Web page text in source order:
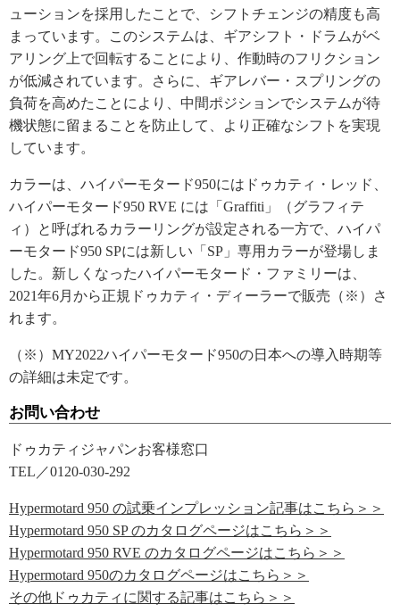
ューションを採用したことで、シフトチェンジの精度も高
まっています。このシステムは、ギアシフト・ドラムがベ
アリング上で回転することにより、作動時のフリクション
が低減されています。さらに、ギアレバー・スプリングの
負荷を高めたことにより、中間ポジションでシステムが待
機状態に留まることを防止して、より正確なシフトを実現
しています。
カラーは、ハイパーモタード950にはドゥカティ・レッド、
ハイパーモタード950 RVE には「Graffiti」（グラフィテ
ィ）と呼ばれるカラーリングが設定される一方で、ハイパ
ーモタード950 SPには新しい「SP」専用カラーが登場しま
した。新しくなったハイパーモタード・ファミリーは、
2021年6月から正規ドゥカティ・ディーラーで販売（※）さ
れます。
（※）MY2022ハイパーモタード950の日本への導入時期等
の詳細は未定です。
お問い合わせ
ドゥカティジャパンお客様窓口
TEL／0120-030-292
Hypermotard 950 の試乗インプレッション記事はこちら＞＞
Hypermotard 950 SP のカタログページはこちら＞＞
Hypermotard 950 RVE のカタログページはこちら＞＞
Hypermotard 950のカタログページはこちら＞＞
その他ドゥカティに関する記事はこちら＞＞